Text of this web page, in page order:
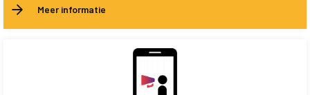
Meer informatie